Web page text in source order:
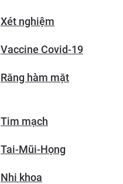
Xét nghiệm
Vaccine Covid-19
Răng hàm mặt
Tim mạch
Tai-Mũi-Họng
Nhi khoa